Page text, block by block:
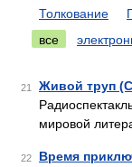
Толкование
все
21 Живой труп
мировой
22 Время